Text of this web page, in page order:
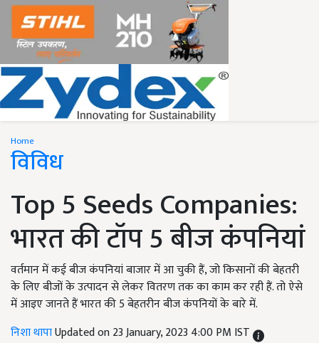
Home
विविध
Top 5 Seeds Companies:
भारत की टॉप 5 बीज कंपनियां
वर्तमान में कई बीज कंपनियां बाजार में आ चुकी हैं, जो किसानों की बेहतरी
के लिए बीजों के उत्पादन से लेकर वितरण तक का काम कर रही हैं. तो ऐसे
में आइए जानते हैं भारत की 5 बेहतरीन बीज कंपनियों के बारे में.
निशा थापाUpdated on 23 January, 2023 4:00 PM IST